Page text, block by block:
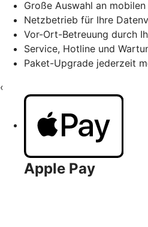
Große Auswahl an
Netzbetrieb für Ihre
Vor-Ort-Betreuung durch
Service, Hotline und
Paket-Upgrade jederzeit
‹
Apple Pay